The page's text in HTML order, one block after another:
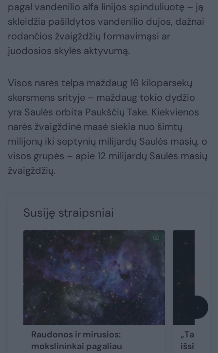
pagal vandenilio alfa linijos spinduliuotę – ją
skleidžia pašildytos vandenilio dujos, dažnai
rodančios žvaigždžių formavimąsi ar
juodosios skylės aktyvumą.
Visos narės telpa maždaug 16 kiloparsekų
skersmens srityje – maždaug tokio dydžio
yra Saulės orbita Paukščių Take. Kiekvienos
narės žvaigždinė masė siekia nuo šimtų
milijonų iki septynių milijardų Saulės masių, o
visos grupės – apie 12 milijardų Saulės masių
žvaigždžių.
Susiję straipsniai
Raudonos ir mirusios:
mokslininkai pagaliau
„Tarsi
→